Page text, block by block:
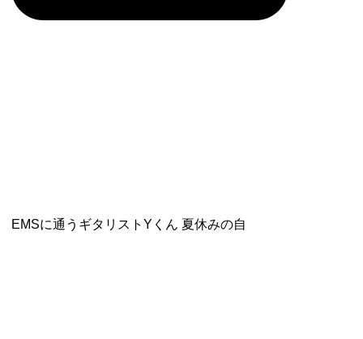
EMSに通うギタリストYくん 夏休みの自